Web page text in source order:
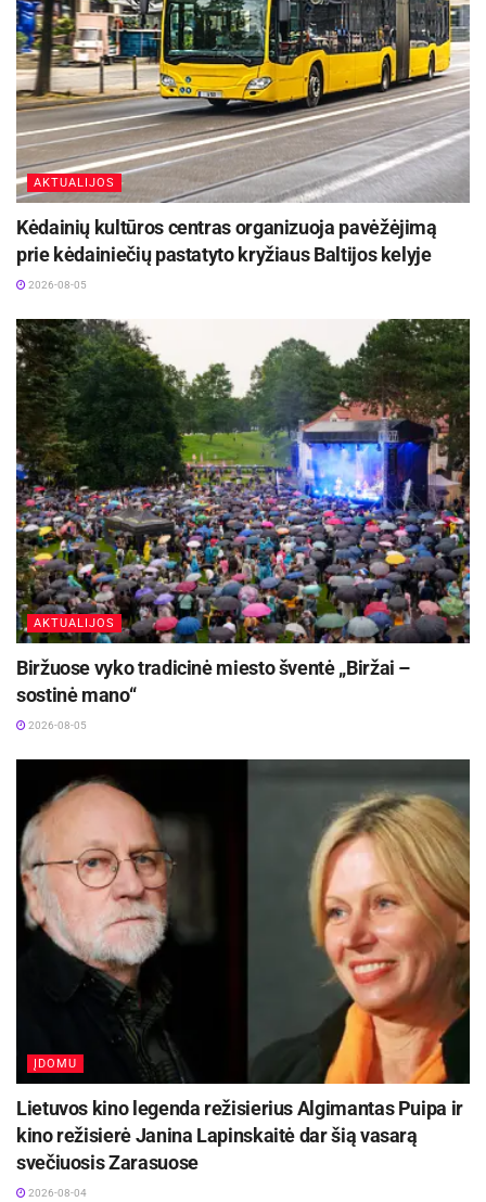
AKTUALIJOS
Kėdainių kultūros centras organizuoja pavėžėjimą
prie kėdainiečių pastatyto kryžiaus Baltijos kelyje
2026-08-05
AKTUALIJOS
Biržuose vyko tradicinė miesto šventė „Biržai –
sostinė mano“
2026-08-05
ĮDOMU
Lietuvos kino legenda režisierius Algimantas Puipa ir
kino režisierė Janina Lapinskaitė dar šią vasarą
svečiuosis Zarasuose
2026-08-04